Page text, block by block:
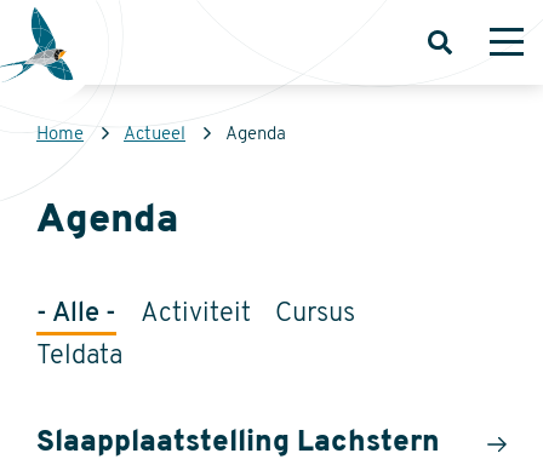
Overslaan
naar
inhoud
Sovon
Homepage
Open
Kruimelpad
Home Actueel Agenda
Agenda
- Alle - Activiteit
Cursus
Teldata
Slaapplaatstelling Lachstern